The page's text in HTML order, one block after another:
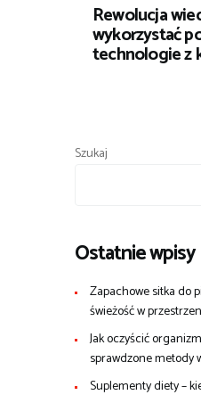
Rewolucja
wykorzystać
technologie z
Szukaj
Ostatnie wpisy
Zapachowe sitka do
świeżość w
Jak oczyścić
sprawdzone metody
Suplementy diety –